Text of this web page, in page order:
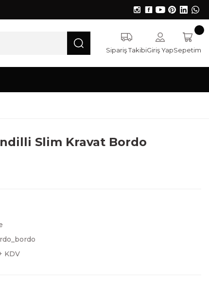
Sipariş TakibiGiriş YapSepetim
Slim Kravat Bordo
KDV